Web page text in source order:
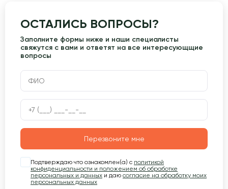
ОСТАЛИСЬ ВОПРОСЫ?
Заполните формы ниже и наши специалисты
свяжутся с вами и ответят на все интересующщие
вопросы
Перезвоните мне
Подтверждаю что ознакомлен(а) с политикой
конфиденциальности и положением об обработке
персональных и данных и даю согласие на обработку моих
персональных данных